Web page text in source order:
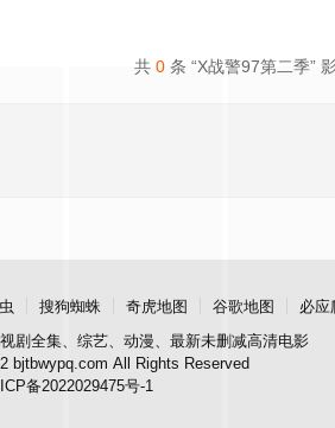
共 0 条 “X战警97第二季”
搜狗蜘蛛 奇虎地图 谷歌地图
必应
剧全集、综艺、动漫、最新未删减高清电影
bjtbwypq.com All Rights Reserved
备2022029475号-1